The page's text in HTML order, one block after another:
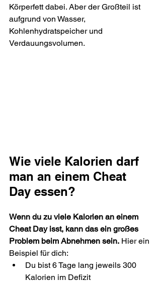
Körperfett dabei. Aber der Großteil ist
aufgrund von Wasser,
Kohlenhydratspeicher und
Verdauungsvolumen.
Wie viele Kalorien darf
man an einem Cheat
Day essen?
Wenn du zu viele Kalorien an einem
Cheat Day isst, kann das ein großes
Problem beim Abnehmen sein. Hier ein
Beispiel für dich:
Du bist 6 Tage lang jeweils 300
Kalorien im Defizit